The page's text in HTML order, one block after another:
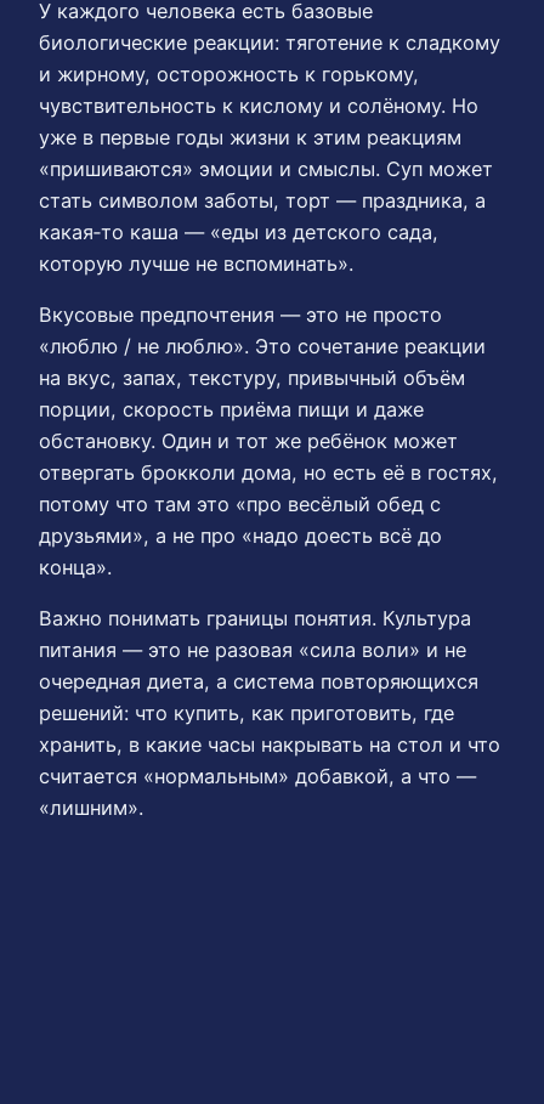
У каждого человека есть базовые
биологические реакции: тяготение к сладкому
и жирному, осторожность к горькому,
чувствительность к кислому и солёному. Но
уже в первые годы жизни к этим реакциям
«пришиваются» эмоции и смыслы. Суп может
стать символом заботы, торт — праздника, а
какая‑то каша — «еды из детского сада,
которую лучше не вспоминать».
Вкусовые предпочтения — это не просто
«люблю / не люблю». Это сочетание реакции
на вкус, запах, текстуру, привычный объём
порции, скорость приёма пищи и даже
обстановку. Один и тот же ребёнок может
отвергать брокколи дома, но есть её в гостях,
потому что там это «про весёлый обед с
друзьями», а не про «надо доесть всё до
конца».
Важно понимать границы понятия. Культура
питания — это не разовая «сила воли» и не
очередная диета, а система повторяющихся
решений: что купить, как приготовить, где
хранить, в какие часы накрывать на стол и что
считается «нормальным» добавкой, а что —
«лишним».